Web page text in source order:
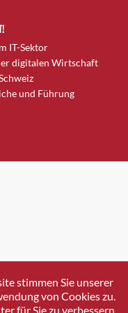
IT-Sektor
digitalen Wirtschaft
und Führung
stimmen Sie unserer
von Cookies zu.
für Sie zu verbessern.